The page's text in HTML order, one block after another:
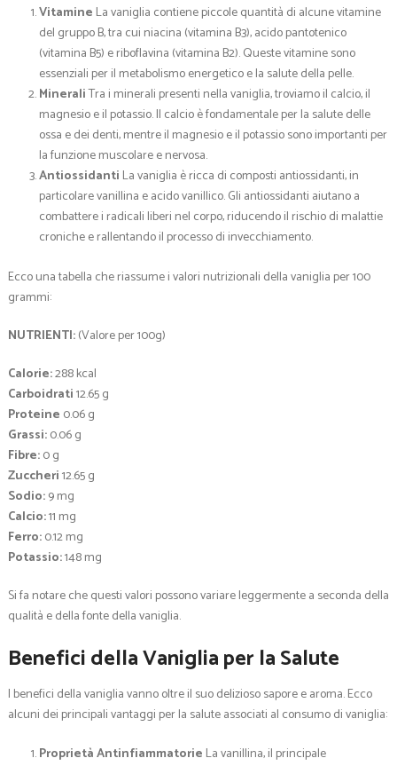
Vitamine La vaniglia contiene piccole quantità di alcune vitamine
del gruppo B, tra cui niacina (vitamina B3), acido pantotenico
(vitamina B5) e riboflavina (vitamina B2). Queste vitamine sono
essenziali per il metabolismo energetico e la salute della pelle.
MineraliTra i minerali presenti nella vaniglia, troviamo il calcio, il
magnesio e il potassio. Il calcio è fondamentale per la salute delle
ossa e dei denti, mentre il magnesio e il potassio sono importanti per
la funzione muscolare e nervosa.
Antiossidanti La vaniglia è ricca di composti antiossidanti, in
particolare vanillina e acido vanillico. Gli antiossidanti aiutano a
combattere i radicali liberi nel corpo, riducendo il rischio di malattie
croniche e rallentando il processo di invecchiamento.
Ecco una tabella che riassume i valori nutrizionali della vaniglia per 100
grammi:
NUTRIENTI:(Valore per 100g)
Calorie:288 kcal
Carboidrati12.65 g
Proteine 0.06 g
Grassi:0.06 g
Fibre:0 g
Zuccheri12.65 g
Sodio:9 mg
Calcio:11 mg
Ferro:0.12 mg
Potassio:148 mg
Si fa notare che questi valori possono variare leggermente a seconda della
qualità e della fonte della vaniglia.
Benefici della Vaniglia per la Salute
I benefici della vaniglia vanno oltre il suo delizioso sapore e aroma. Ecco
alcuni dei principali vantaggi per la salute associati al consumo di vaniglia:
Proprietà Antinfiammatorie La vanillina, il principale